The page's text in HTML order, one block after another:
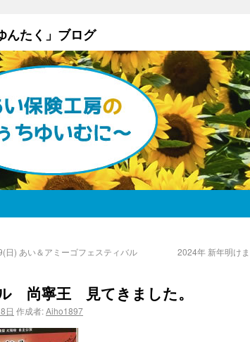
んたく」ブログ
日) あい＆アミーゴフェスティバル
2024年 新年明け
尚寧王 見てきました。
日 作成者:Aiho1897